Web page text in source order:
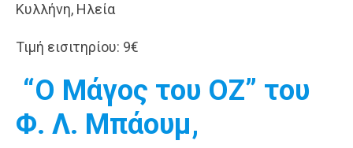
Κυλλήνη, Ηλεία
Τιμή εισιτηρίου: 9€
“Ο Μάγος του ΟΖ” του
Φ. Λ. Μπάουμ,